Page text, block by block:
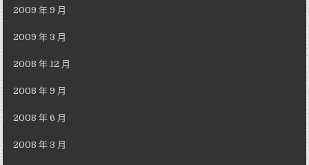
2009 年 9 月
2009 年 3 月
2008 年 12 月
2008 年 9 月
2008 年 6 月
2008 年 3 月